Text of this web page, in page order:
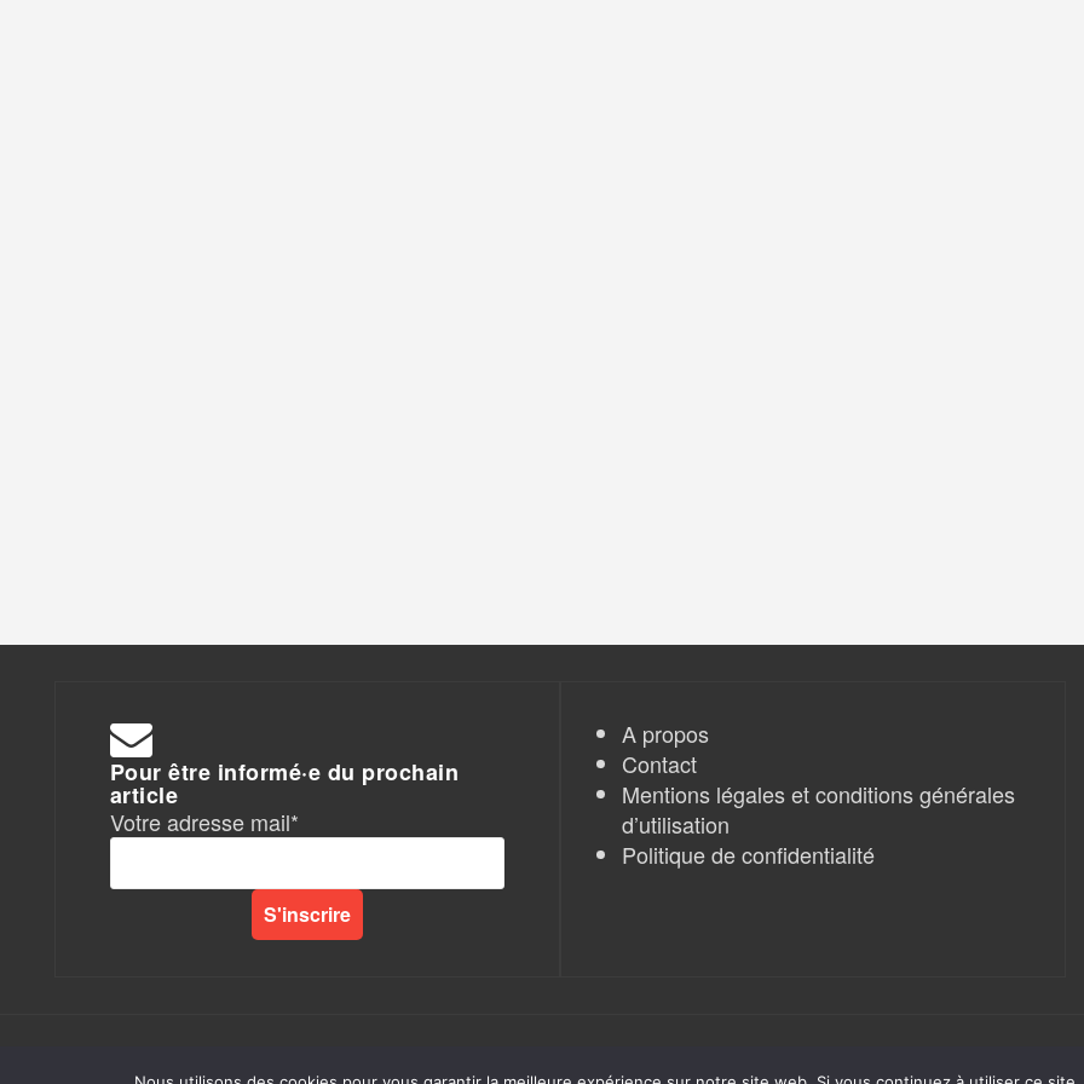
Pour être informé·e du prochain
article
Votre adresse mail*
A propos
Contact
Mentions légales et conditions générales
d’utilisation
Politique de confidentialité